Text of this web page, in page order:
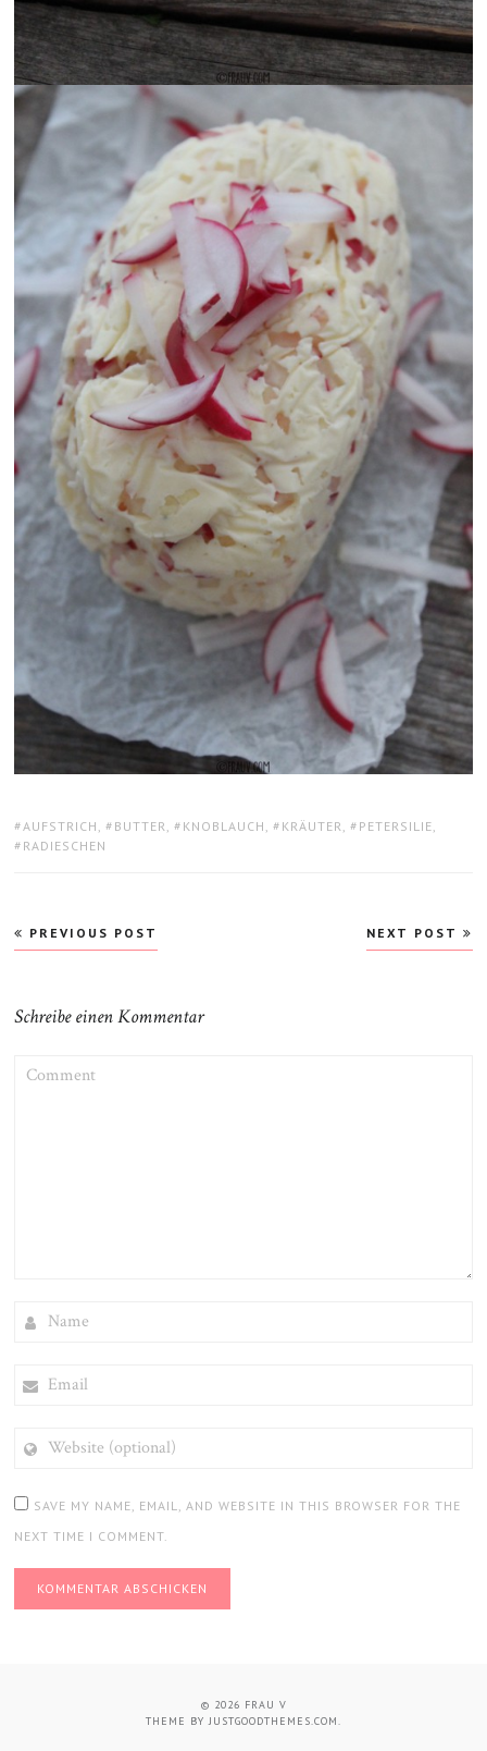
TAGS:
AUFSTRICH , BUTTER , KNOBLAUCH , KRÄUTER , PETERSILIE
RADIESCHEN
Beitragsnavigation
PREVIOUS POST NEXT POST
Schreibe einen Kommentar
(OPTIONAL)
SAVE MY NAME, EMAIL, AND WEBSITE IN THIS BROWSER FOR THE
NEXT TIME I COMMENT.
© 2026 FRAU V
THEME BY JUSTGOODTHEMES.COM